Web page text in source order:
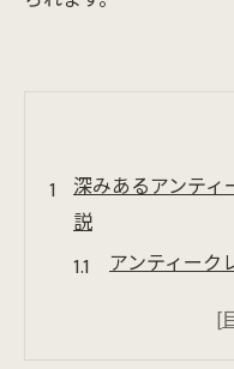
深みあるアンテ
説
アンティーク